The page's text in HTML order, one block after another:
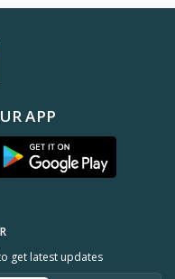
APP
get latest updates